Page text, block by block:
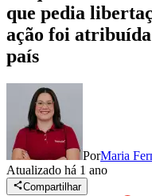
que pedia
ação foi
país
PorMaria
Atualizado há 1 ano
Compartilhar